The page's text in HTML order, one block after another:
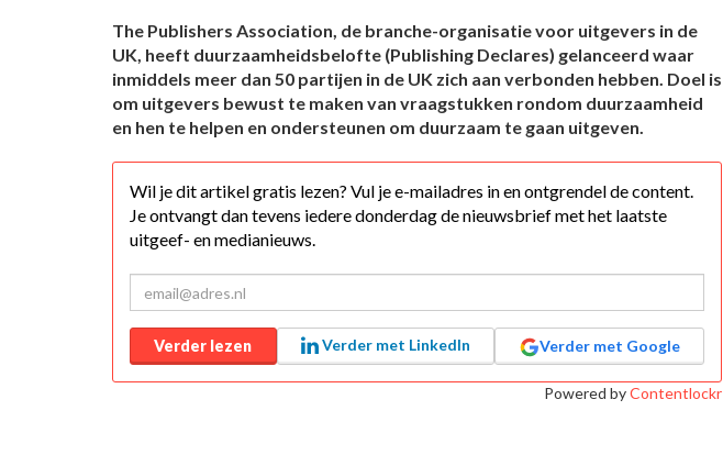
The Publishers Association, de branche-organisatie voor uitgevers in de
UK, heeft duurzaamheidsbelofte (Publishing Declares) gelanceerd waar
inmiddels meer dan 50 partijen in de UK zich aan verbonden hebben. Doel is
om uitgevers bewust te maken van vraagstukken rondom duurzaamheid
en hen te helpen en ondersteunen om duurzaam te gaan uitgeven.
Wil je dit artikel gratis lezen? Vul je e-mailadres in en ontgrendel de content.
Je ontvangt dan tevens iedere donderdag de nieuwsbrief met het laatste
uitgeef- en medianieuws.
Verder lezen Verder met LinkedIn Verder met Google
Powered byContentlockr